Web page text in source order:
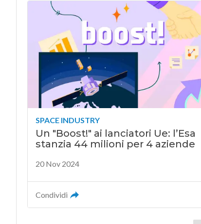
SPACE INDUSTRY
Un "Boost!" ai lanciatori Ue: l’Esa
stanzia 44 milioni per 4 aziende
20 Nov 2024
Condividi